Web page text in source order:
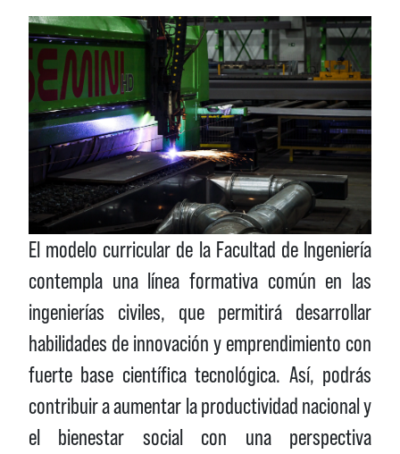
El modelo curricular de la Facultad de Ingeniería
contempla una línea formativa común en las
ingenierías civiles, que permitirá desarrollar
habilidades de innovación y emprendimiento con
fuerte base científica tecnológica. Así, podrás
contribuir a aumentar la productividad nacional y
el bienestar social con una perspectiva